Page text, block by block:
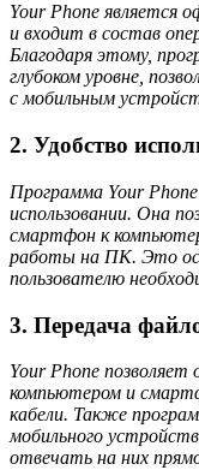
Your Phone является
и входит в состав
Благодаря этому,
глубоком уровне,
с мобильным
2. Удобство
Программа Your
использовании. Она
смартфон к
работы на ПК. Это
пользователю
3. Передача
Your Phone
компьютером и
кабели. Также
мобильного
отвечать на них